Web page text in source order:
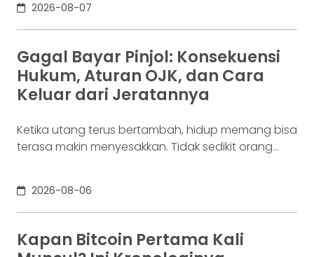
biaya operasional, hingga kebutuhan usaha
lainnya. Ia membutuhkan rekening yang membuat
dana mudah bergerak. Sementara itu, Dina memiliki
Rp100 juta yang belum akan digunakan selama
enam bulan. Ia justru ingin
2026-08-07
Gagal Bayar Pinjol: Konsekuensi
Hukum, Aturan OJK, dan Cara
Keluar dari Jeratannya
Ketika utang terus bertambah, hidup memang bisa
terasa makin menyesakkan. Tidak sedikit orang
kondisi yang kita kenal sebagai gagal bayar. Ini
bukan masalah segelintir orang. Mengutip laporan
OJK dari dataindonesia.id, angka kredit macet di
industri fintech tercatat naik ke 4,38% per Januari
2026-08-06
Kapan Bitcoin Pertama Kali